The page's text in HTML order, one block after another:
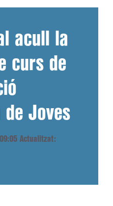
acull la
curs de
de Joves
Actualitzat: